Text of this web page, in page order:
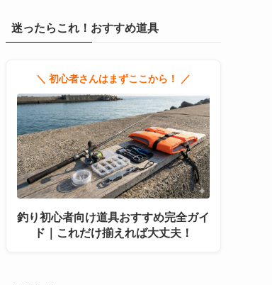
迷ったらこれ！おすすめ道具
＼ 初心者さんはまずここから！ ／
釣り初心者向け道具おすすめ完全ガイ
ド｜これだけ揃えれば大丈夫！